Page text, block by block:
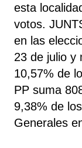
esta
votos.
en las
23 de julio y
10,57% de
PP suma
9,38% de
Generales